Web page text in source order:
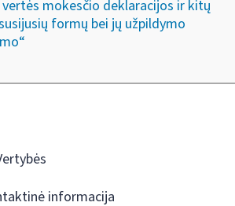
mokesčio deklaracijos ir kitų
formų bei jų užpildymo
informacija